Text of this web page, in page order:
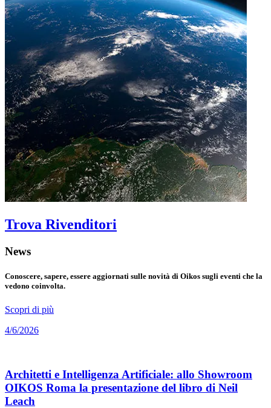
Trova Rivenditori
News
Conoscere, sapere, essere aggiornati sulle novità di Oikos sugli eventi che la
vedono coinvolta.
Scopri di più
4/6/2026
Architetti e Intelligenza Artificiale: allo Showroom
OIKOS Roma la presentazione del libro di Neil
Leach